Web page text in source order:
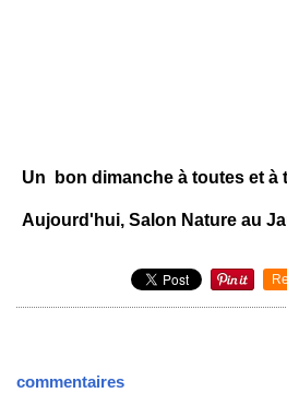
Un bon dimanche à toutes et à
Aujourd'hui, Salon Nature au
commentaires